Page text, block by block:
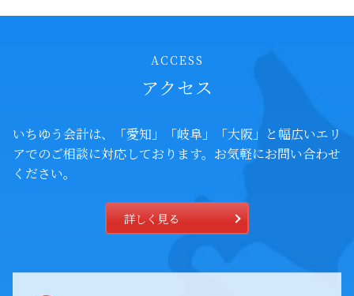
ACCESS
アクセス
いちゆう会計は、「愛知」「岐阜」「大阪」と幅広いエリ
アでのご相談に対応しております。お気軽にお問い合わせ
ください。
詳しく見る